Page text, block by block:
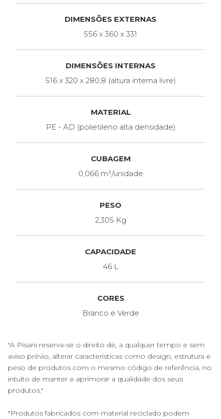
DIMENSÕES EXTERNAS
556 x 360 x 331
DIMENSÕES INTERNAS
516 x 320 x 280,8 (altura interna livre)
MATERIAL
PE - AD (polietileno alta densidade)
CUBAGEM
0,066 m³/unidade
PESO
2,305 Kg
CAPACIDADE
46 L
CORES
Branco e Verde
"A Pisani reserva-se o direito de, a qualquer tempo e sem
aviso prévio, alterar características como design, estrutura e
peso de produtos com o mesmo código de referência, no
intuito de manter e aprimorar a qualidade dos seus
produtos."
"Produtos fabricados com material reciclado podem